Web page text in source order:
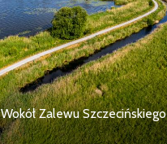
Zalewu Szczecińskiego